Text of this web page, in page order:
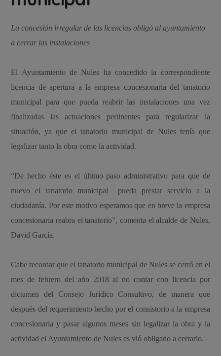
La concesión irregular de las licencias obligó al ayuntamiento
a cerrar las instalaciones
El Ayuntamiento de Nules ha concedido la correspondiente
licencia de apertura a la empresa concesionaria del tanatorio
municipal para que pueda reabrir las instalaciones una vez
finalizadas las actuaciones pertinentes para regularizar la
situación, ya que el tanatorio municipal de Nules tenía que
legalizar tanto la obra como la actividad.
“De hecho éste es el último paso administrativo para que de
nuevo el tanatorio municipal pueda prestar servicio a la
ciudadanía. Por este motivo esperamos que en breve la empresa
concesionaria reabra el tanatorio”, comenta el alcalde de Nules,
David García.
Cabe recordar que el tanatorio municipal de Nules se cerró en el
mes de febrero del año 2018 al no contar con licencia por
dictamen del Consejo Jurídico Consultivo, de manera que
después del requerimiento hecho por el consistorio a la empresa
concesionaria y pasar algunos meses sin legalizar la obra y la
actividad el Ayuntamiento de Nules es vió obligado a cerrarlo.